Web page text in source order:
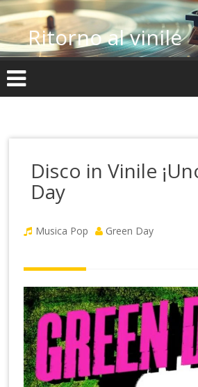
Vai
al
contenutoRitorno al vinile
Disco in Vinile
Day
Musica Pop Green Day